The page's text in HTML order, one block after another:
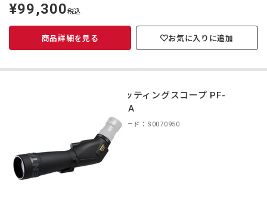
定
価
¥99,300税込
商品詳細を見る お気に入りに追加
スポッティングスコープ PF-
80EDA
商品コード：S0070950